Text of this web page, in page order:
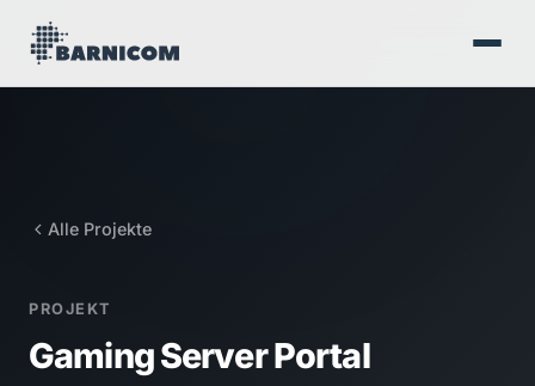
Alle Projekte
PROJEKT
Gaming Server Portal